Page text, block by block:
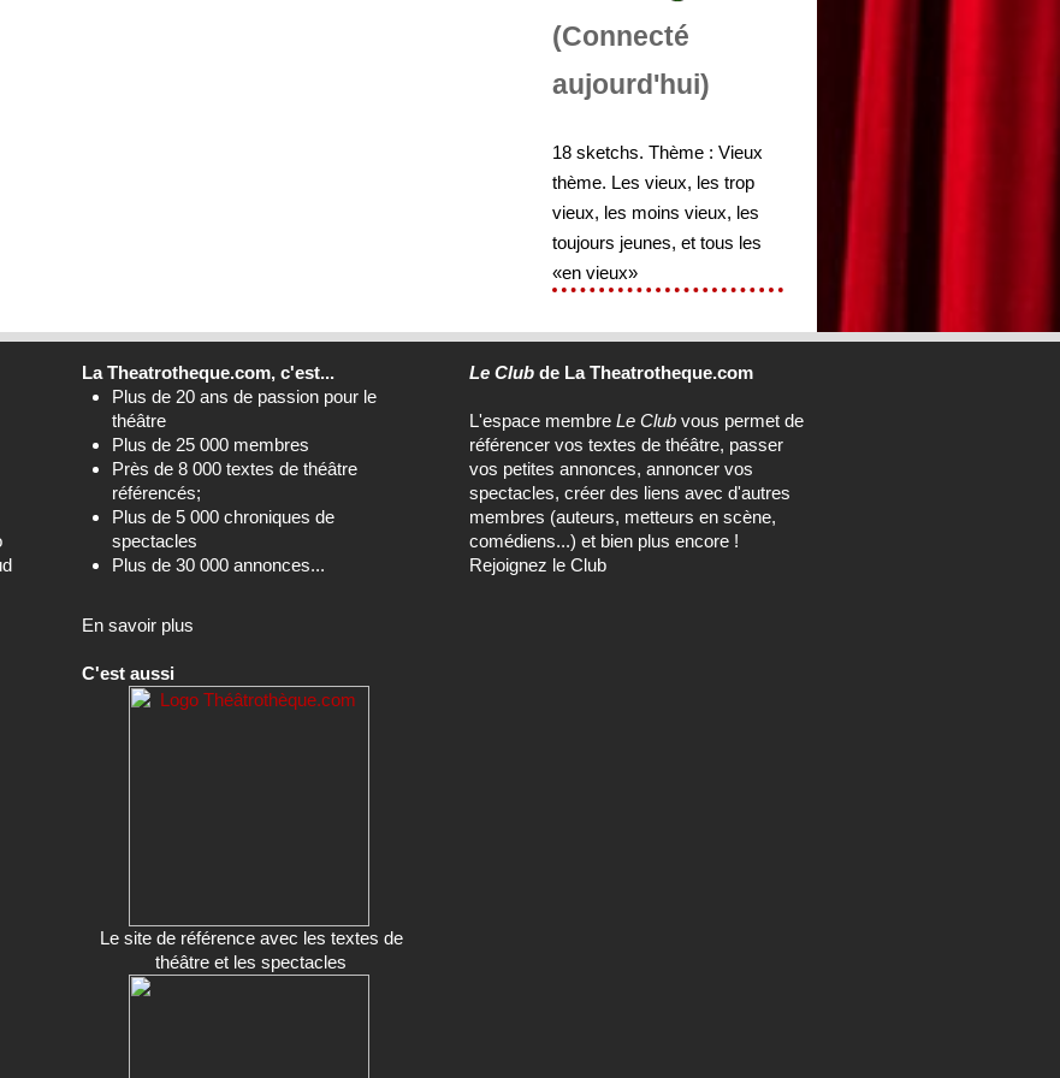
(Connecté
aujourd'hui)
18 sketchs. Thème : Vieux
thème. Les vieux, les trop
vieux, les moins vieux, les
toujours jeunes, et tous les
«en vieux»
La Theatrotheque.com, c'est...
Plus de 20 ans de passion pour le
théâtre
Plus de 25 000 membres
Près de 8 000 textes de théâtre
référencés;
Plus de 5 000 chroniques de
spectacles
Plus de 30 000 annonces...
En savoir plus
C'est aussi
Le site de référence avec les textes de
théâtre et les spectacles
Le Clubde La Theatrotheque.com
L'espace membre Le Clubvous permet de
référencer vos textes de théâtre, passer
vos petites annonces, annoncer vos
spectacles, créer des liens avec d'autres
membres (auteurs, metteurs en scène,
comédiens...) et bien plus encore !
Rejoignez le Club